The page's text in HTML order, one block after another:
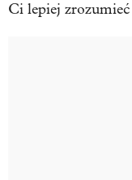
Ci lepiej